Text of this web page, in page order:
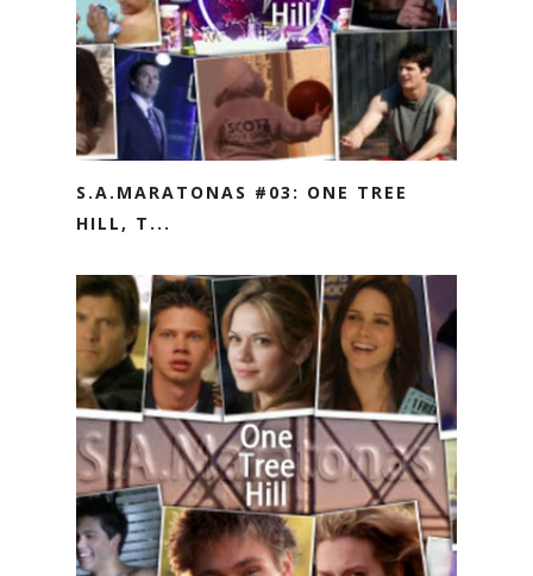
S.A.MARATONAS #03: ONE TREE
HILL, T...